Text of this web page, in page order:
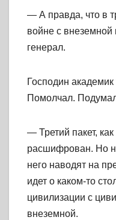
— А правда, что в
войне с внеземной
генерал.
Господин
Помолчал.
— Третий пакет,
расшифрован. Но
него наводят на
идет о каком-то
цивилизации с
внеземной.